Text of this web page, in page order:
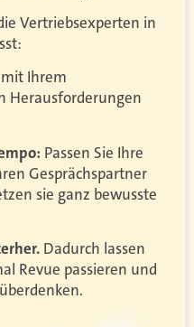
Vertriebsexperten in
mit Ihrem
Herausforderungen
Passen Sie Ihre
Gesprächspartner
sie ganz bewusste
Dadurch lassen
Revue passieren und